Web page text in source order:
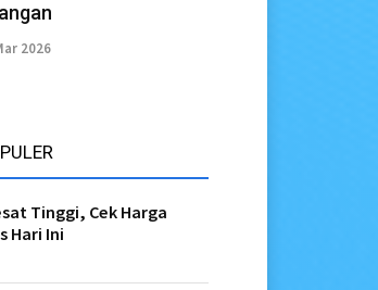
2026
Tinggi, Cek Harga
Hari Ini